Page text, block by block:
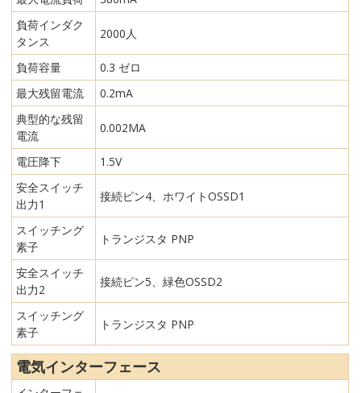
負荷インダク
タンス
2000人
負荷容量
0.3 ゼロ
最大残留電流
0.2mA
典型的な残留
電流
0.002MA
電圧降下
1.5V
安全スイッチ
出力1
接続ピン4、ホワイトOSSD1
スイッチング
素子
トランジスタ PNP
安全スイッチ
出力2
接続ピン5、緑色OSSD2
スイッチング
素子
トランジスタ PNP
電気インターフェース